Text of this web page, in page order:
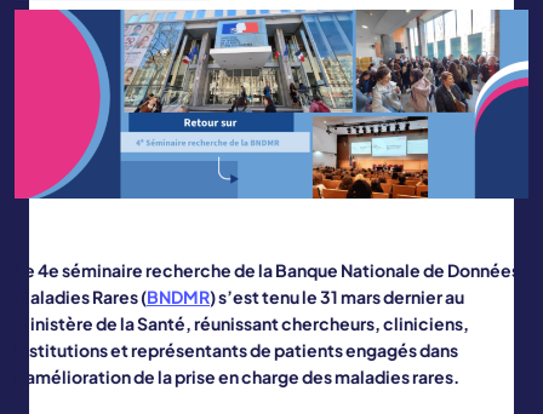
Le 4e séminaire recherche de la Banque Nationale de Données
Maladies Rares (BNDMR) s’est tenu le 31 mars dernier au
Ministère de la Santé, réunissant chercheurs, cliniciens,
institutions et représentants de patients engagés dans
l’amélioration de la prise en charge des maladies rares.